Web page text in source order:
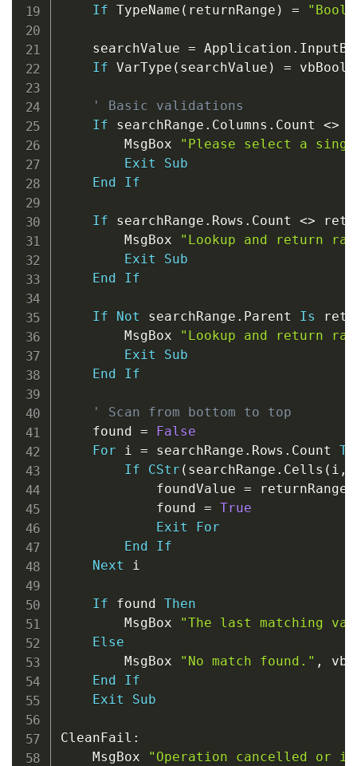
If TypeName ( returnRange ) =
    searchValue
= Application .
If VarType ( searchValue ) =
' Basic validations
If searchRange . Columns . Count <>
        MsgBox
"Please select a
Exit
Sub
End
If
If searchRange . Rows . Count <>
        MsgBox
"Lookup and return
Exit
Sub
End
If
If Not searchRange . Parent Is
        MsgBox
"Lookup and return
Exit
Sub
End
If
' Scan from bottom to top
    found
=
False
For i = searchRange . Rows . Count To
If
CStr ( searchRange . Cells ( i ,
            foundValue
= returnRange
            found
= True
Exit
For
End
If
Next i
If found Then
        MsgBox
"The last matching
Else
        MsgBox
"No match found." ,
End
If
Exit
Sub
CleanFail :
    MsgBox
"Operation cancelled or